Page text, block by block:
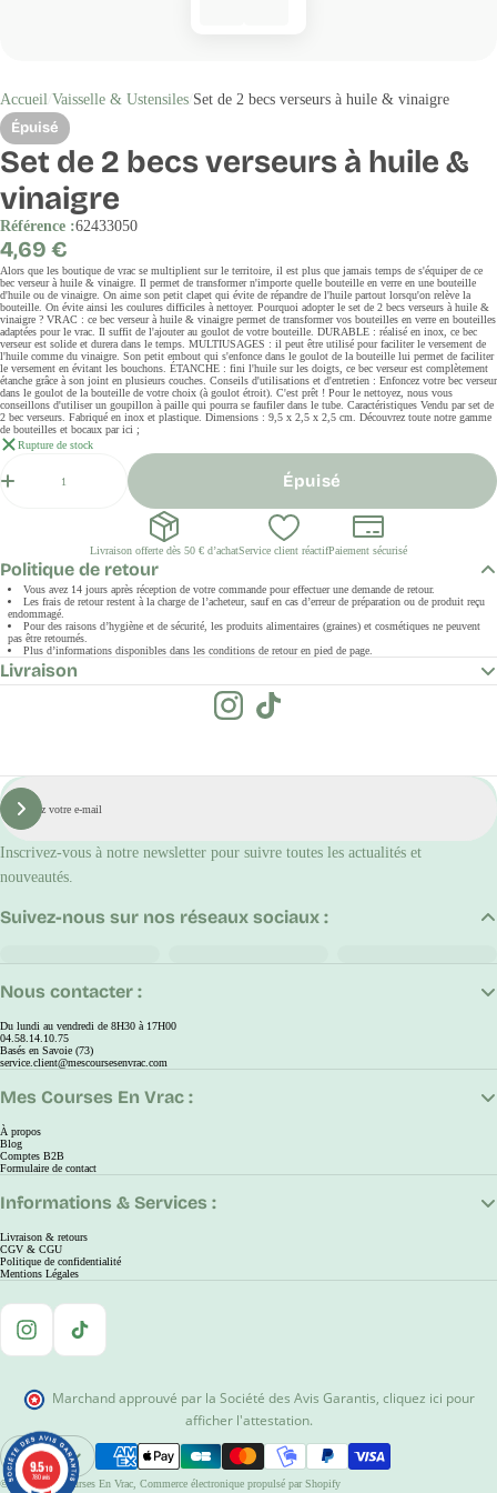
Accueil Vaisselle & Ustensiles Set de 2 becs verseurs à huile & vinaigre
Épuisé
Set de 2 becs verseurs à huile &
vinaigre
Référence :62433050
Prix
régulier
4,69 €
Alors que les boutique de vrac se multiplient sur le territoire, il est plus que jamais temps de s'équiper de ce
bec verseur à huile & vinaigre. Il permet de transformer n'importe quelle bouteille en verre en une bouteille
d'huile ou de vinaigre. On aime son petit clapet qui évite de répandre de l'huile partout lorsqu'on relève la
bouteille. On évite ainsi les coulures difficiles à nettoyer. Pourquoi adopter le set de 2 becs verseurs à huile &
vinaigre ? VRAC : ce bec verseur à huile & vinaigre permet de transformer vos bouteilles en verre en bouteilles
adaptées pour le vrac. Il suffit de l'ajouter au goulot de votre bouteille. DURABLE : réalisé en inox, ce bec
verseur est solide et durera dans le temps. MULTIUSAGES : il peut être utilisé pour faciliter le versement de
l'huile comme du vinaigre. Son petit embout qui s'enfonce dans le goulot de la bouteille lui permet de faciliter
le versement en évitant les bouchons. ÉTANCHE : fini l'huile sur les doigts, ce bec verseur est complètement
étanche grâce à son joint en plusieurs couches. Conseils d'utilisations et d'entretien : Enfoncez votre bec verseur
dans le goulot de la bouteille de votre choix (à goulot étroit). C'est prêt ! Pour le nettoyez, nous vous
conseillons d'utiliser un goupillon à paille qui pourra se faufiler dans le tube. Caractéristiques Vendu par set de
2 bec verseurs. Fabriqué en inox et plastique. Dimensions : 9,5 x 2,5 x 2,5 cm. Découvrez toute notre gamme
de bouteilles et bocaux par ici ;
Rupture de stock
Épuisé
Livraison offerte dès 50 € d’achatService client réactifPaiement sécurisé
Politique de retour
Vous avez 14 jours après réception de votre commande pour effectuer une demande de retour.
Les frais de retour restent à la charge de l’acheteur, sauf en cas d’erreur de préparation ou de produit reçu
endommagé.
Pour des raisons d’hygiène et de sécurité, les produits alimentaires (graines) et cosmétiques ne peuvent
pas être retournés.
Plus d’informations disponibles dans les conditions de retour en pied de page.
Livraison
E-
mail
S'inscrire
Inscrivez-vous à notre newsletter pour suivre toutes les actualités et
nouveautés.
Nous contacter :
Du lundi au vendredi de 8H30 à 17H00
04.58.14.10.75
Basés en Savoie (73)
service.client@mescoursesenvrac.com
Mes Courses En Vrac :
À propos
Blog
Comptes B2B
Formulaire de contact
Informations & Services :
Livraison & retours
CGV & CGU
Politique de confidentialité
Mentions Légales
Suivez-nous sur nos réseaux sociaux :
Instagram
TikTok
Marchand approuvé par la Société des Avis Garantis, cliquez ici pour
afficher l'attestation.
Ouvrir Le Sélecteur De Région Et De Langue
EUR
© 2026Mes Courses En Vrac Commerce électronique propulsé par Shopify
9.5/10
780 avis
9.5/10
780 avis